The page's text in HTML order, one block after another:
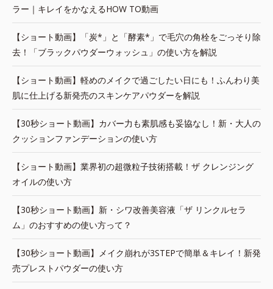
ラー｜キレイをかなえるHOW TO動画
【ショート動画】「炭*」と「酵素*」で毛穴の角栓をごっそり除
去！「ブラックパウダーウォッシュ」の使い方を解説
【ショート動画】軽めのメイクで過ごしたい日にも！ふんわり美
肌に仕上げる新発売のスキンケアパウダーを解説
【30秒ショート動画】カバー力も素肌感も妥協なし！新・大人の
クッションファンデーションの使い方
【ショート動画】業界初の超微粒子技術搭載！ザ クレンジング
オイルの使い方
【30秒ショート動画】新・シワ改善美容液「ザ リンクルセラ
ム」のおすすめの使い方って？
【30秒ショート動画】メイク崩れが3STEPで簡単＆キレイ！新発
売プレストパウダーの使い方